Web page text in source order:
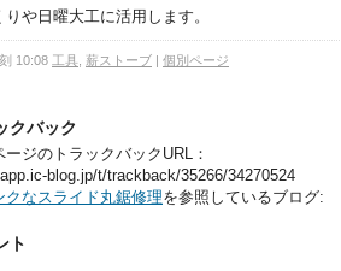
りや日曜大工に活用します。
10:08 工具 薪ストーブ | 個別ページ
クバック
ージのトラックバックURL：
blog.jp/t/trackback/35266/34270524
クなスライド丸鋸修理を参照しているブログ:
ト